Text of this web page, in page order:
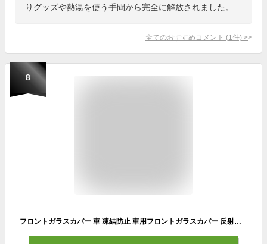
りグッズや熱湯を使う手間から完全に解放されました。
全てのおすすめコメント (1 件) >
8
フロントガラスカバー 車 凍結防止 車用フロントガラスカバー 反射材付き 凍結防止カバー フロントガラスシート サンシェード 冬夏日よけ フロントカバー カーシェード 車用 厚手 防水 車中泊 雪対策 氷 黄砂 花粉 積雪 雪よけ カー用品 厚型 日よけ 綿入り 撥冬 夏 遮光